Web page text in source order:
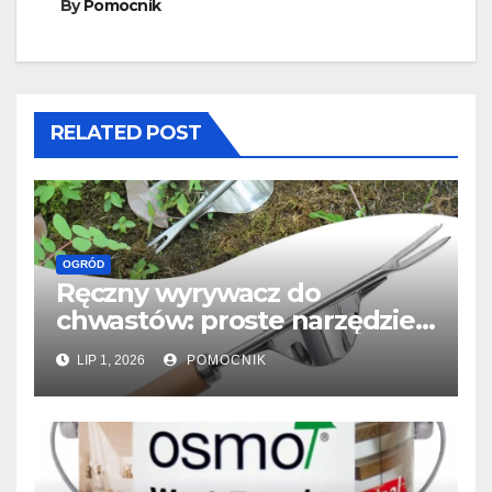
By Pomocnik
RELATED POST
OGRÓD
Ręczny wyrywacz do
chwastów: proste narzędzie,
które usuwa chwasty z
korzeniem
LIP 1, 2026 POMOCNIK